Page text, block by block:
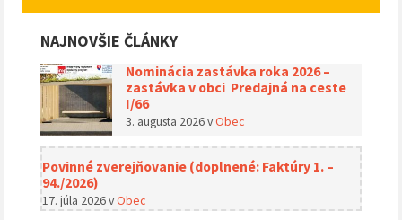
NAJNOVŠIE ČLÁNKY
Nominácia zastávka roka 2026 –
zastávka v obci Predajná na ceste
I/66
3. augusta 2026vObec
Povinné zverejňovanie (doplnené: Faktúry 1. –
94./2026)
17. júla 2026vObec